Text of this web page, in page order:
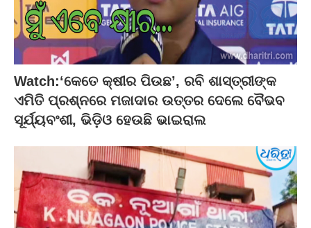
Watch:‘କେତେ କ୍ଷୀର ପିଉଛ’, ରବି ଶାସ୍ତ୍ରୀଙ୍କ
ଏମିତି ପ୍ରଶ୍ନରେ ମଜାଦାର ଉତ୍ତର ଦେଲେ ବୈଭବ
ସୂର୍ଯ୍ୟବଂଶୀ, ଭିଡ଼ିଓ ହେଉଛି ଭାଇରାଲ